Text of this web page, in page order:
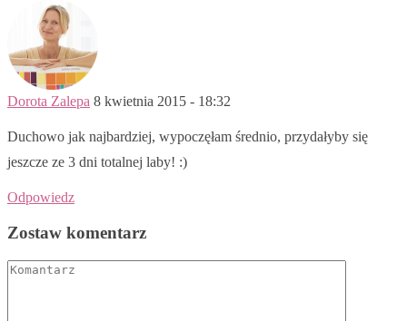
Dorota Zalepa 8 kwietnia 2015 - 18:32
Duchowo jak najbardziej, wypoczęłam średnio, przydałyby się
jeszcze ze 3 dni totalnej laby! :)
Odpowiedz
Zostaw komentarz